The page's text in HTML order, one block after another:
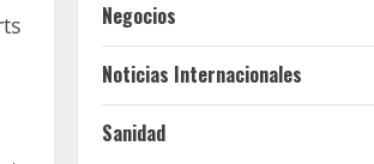
Negocios
Noticias Internacionales
Sanidad